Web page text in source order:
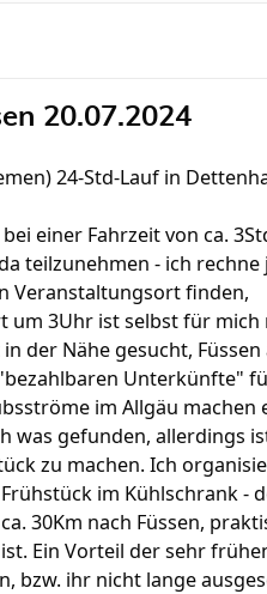
20.07.2024
24-Std-Lauf in
einer Fahrzeit von ca.
teilzunehmen - ich rechne
Veranstaltungsort finden,
um 3Uhr ist selbst für mich
der Nähe gesucht, Füssen
Unterkünfte"
im Allgäu machen
was gefunden, allerdings
zu machen. Ich
im Kühlschrank -
30Km nach Füssen,
Ein Vorteil der sehr
bzw. ihr nicht lange